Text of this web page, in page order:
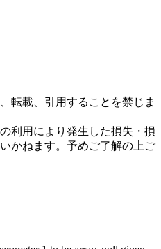
転載、引用することを禁じま
利用により発生した損失・損
かねます。予めご了解の上ご